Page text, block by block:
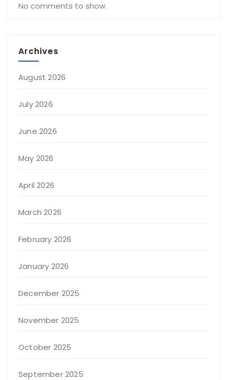
No comments to show.
Archives
August 2026
July 2026
June 2026
May 2026
April 2026
March 2026
February 2026
January 2026
December 2025
November 2025
October 2025
September 2025